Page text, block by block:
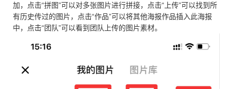
加，点击“拼图”可以对多张图片进行拼接，点击“上传”可以找到所
有历史传过的图片，点击“作品”可以将其他海报作品插入此海报
中，点击“团队”可以看到团队上传的图片素材。